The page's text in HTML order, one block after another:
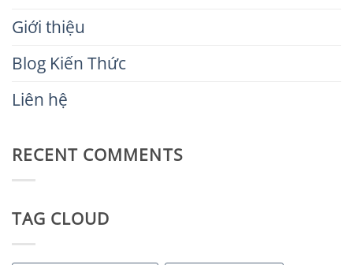
Giới thiệu
Blog Kiến Thức
Liên hệ
RECENT COMMENTS
TAG CLOUD